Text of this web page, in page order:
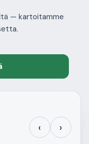
— kartoitamme
‹ ›